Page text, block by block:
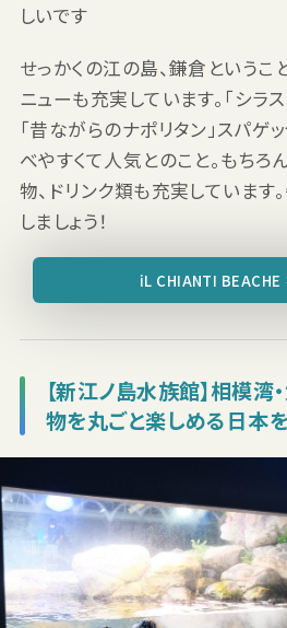
しいです
せっかくの江の島、鎌倉というこ
ニューも充実しています。「シラ
「昔ながらのナポリタン」スパゲ
べやすくて人気とのこと。もちろ
物、ドリンク類も充実しています
しましょう！
iL CHIANTI BEACHE
【新江ノ島水族館】相模
物を丸ごと楽しめる日本